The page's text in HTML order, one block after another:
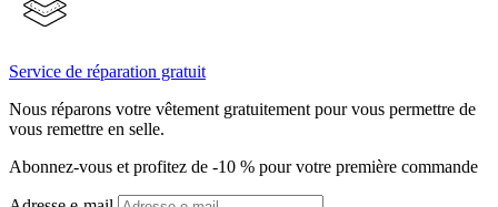
Service de réparation gratuit
Nous réparons votre vêtement gratuitement pour vous permettre de
vous remettre en selle.
Abonnez-vous et profitez de -10 % pour votre première commande